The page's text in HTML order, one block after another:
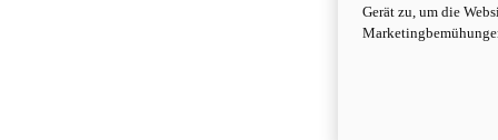
Gerät zu, um die